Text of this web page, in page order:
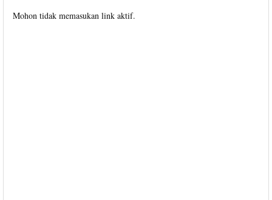
Mohon tidak memasukan link aktif.